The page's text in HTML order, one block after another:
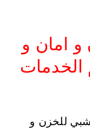
و امان و
للخزن و